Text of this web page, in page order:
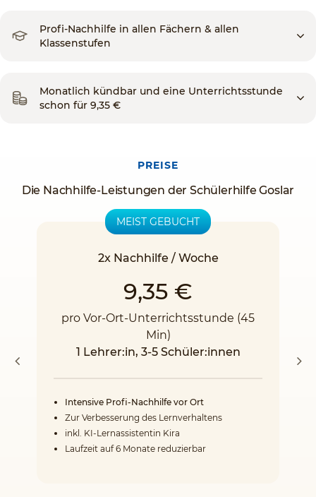
Profi-Nachhilfe in allen Fächern & allen
Klassenstufen
Monatlich kündbar und eine Unterrichtsstunde
schon für 9,35 €
PREISE
Die Nachhilfe-Leistungen der Schülerhilfe Goslar
MEIST GEBUCHT
2x Nachhilfe / Woche
9,35 €
pro Vor-Ort-Unterrichtsstunde (45
Min)
1 Lehrer:in, 3-5 Schüler:innen
Intensive Profi-Nachhilfe vor Ort
Zur Verbesserung des Lernverhaltens
inkl. KI-Lernassistentin Kira
Laufzeit auf 6 Monate reduzierbar